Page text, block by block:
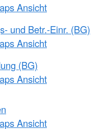
Ansicht
und Betr.-Einr. (BG)
Ansicht
(BG)
Ansicht
Ansicht